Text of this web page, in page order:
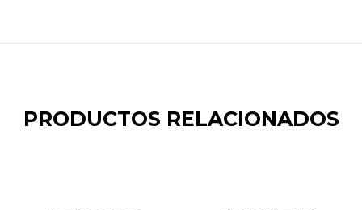
PRODUCTOS RELACIONADOS